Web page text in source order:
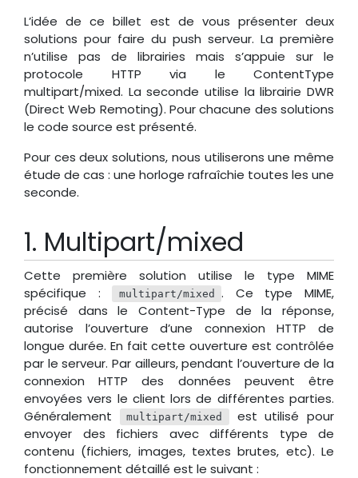
L’idée de ce billet est de vous présenter deux
solutions pour faire du push serveur. La première
n’utilise pas de librairies mais s’appuie sur le
protocole HTTP via le ContentType
multipart/mixed. La seconde utilise la librairie DWR
(Direct Web Remoting). Pour chacune des solutions
le code source est présenté.
Pour ces deux solutions, nous utiliserons une même
étude de cas : une horloge rafraîchie toutes les une
seconde.
Multipart/mixed
Cette première solution utilise le type MIME
spécifique :
multipart/mixed
. Ce type MIME,
précisé dans le Content-Type de la réponse,
autorise l’ouverture d’une connexion HTTP de
longue durée. En fait cette ouverture est contrôlée
par le serveur. Par ailleurs, pendant l’ouverture de la
connexion HTTP des données peuvent être
envoyées vers le client lors de différentes parties.
Généralement
multipart/mixed
est utilisé pour
envoyer des fichiers avec différents type de
contenu (fichiers, images, textes brutes, etc). Le
fonctionnement détaillé est le suivant :